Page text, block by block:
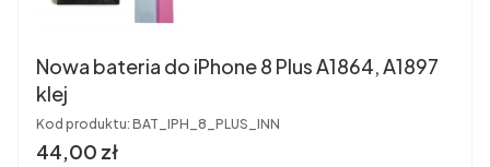
Nowa bateria do iPhone 8 Plus A1864, A1897
klej
Kod produktu: BAT_IPH_8_PLUS_INN
Cena
44,00 zł